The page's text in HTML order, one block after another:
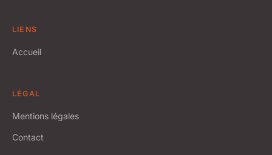
LIENS
Accueil
LÉGAL
Mentions légales
Contact